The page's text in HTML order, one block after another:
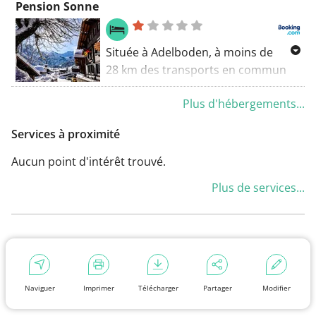
Naviguer Imprimer Télécharger Partager Modifier
Adelboden. Il comprend des
chambres familiales et une aire de
jeux pour enfants.
Pension Sonne
Située à Adelboden, à moins de
28 km des transports en commun
de Lötschberg et à 42 km de
Wilderswil, la Pension Sonne
accès skis aux pieds.
Plus d'hébergements...
Services à proximité
Aucun point d'intérêt trouvé.
Plus de services...